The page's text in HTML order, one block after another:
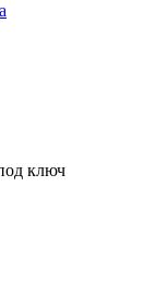
ключ